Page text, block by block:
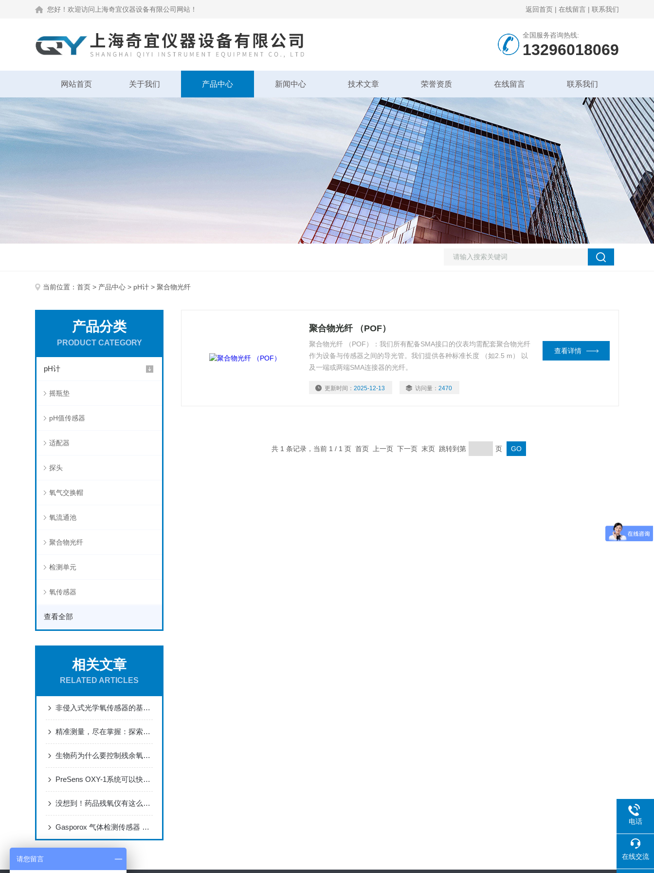
您好！欢迎访问上海奇宜仪器设备有限公司网站！ 返回首页 | 在线留言 | 联系我们
全国服务咨询热线:
13296018069
网站首页 关于我们 产品中心 新闻中心 技术文章 荣誉资质 在线留言 联系我们
当前位置： 首页 > 产品中心 > pH计 > 聚合物光纤
产品分类
PRODUCT CATEGORY
pH计
摇瓶垫
pH值传感器
适配器
探头
氧气交换帽
氧流通池
聚合物光纤
检测单元
氧传感器
查看全部
相关文章
RELATED ARTICLES
非侵入式光学氧传感器的基本知识和检测标准
精准测量，尽在掌握：探索激光法氧分析仪的独特优势
生物药为什么要控制残余氧气含量？那些残氧仪比较适合药企使用？
PreSens OXY-1系统可以快速测量封闭沉积物岩心中的孔隙水氧化
没想到！药品残氧仪有这么多的功能优势
Gasporox 气体检测传感器 可分析不同的气体
聚合物光纤 （POF）
聚合物光纤 （POF）：我们所有配备SMA接口的仪表均需配套聚合物光纤
作为设备与传感器之间的导光管。我们提供各种标准长度 （如2.5 m） 以
及一端或两端SMA连接器的光纤。
更新时间：2025-12-13 访问量：2470
查看详情
共 1 条记录，当前 1 / 1 页 首页 上一页 下一页 末页 跳转到第 页
电话
在线交流
请您留言